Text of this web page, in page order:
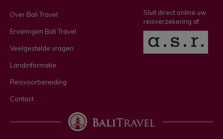
Over Bali Travel
Ervaringen Bali Travel
Veelgestelde vragen
Landinformatie
Reisvoorbereiding
Contact
Sluit direct online uw
reisverzekering af